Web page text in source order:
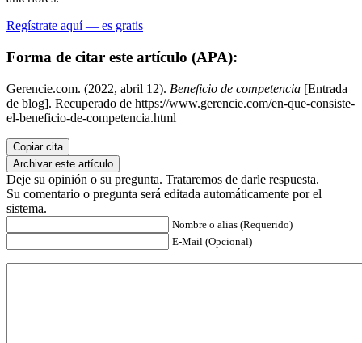
Regístrate aquí — es gratis
Forma de citar este artículo (APA):
Gerencie.com. (2022, abril 12). Beneficio de competencia [Entrada
de blog]. Recuperado de https://www.gerencie.com/en-que-consiste-
el-beneficio-de-competencia.html
Copiar cita
Archivar este artículo
Deje su opinión o su pregunta. Trataremos de darle respuesta.
Su comentario o pregunta será editada automáticamente por el
sistema.
Nombre o alias (Requerido)
E-Mail (Opcional)